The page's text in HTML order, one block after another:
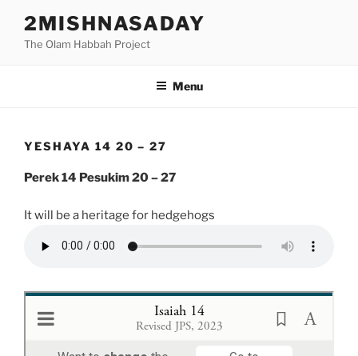
content
2MISHNASADAY
The Olam Habbah Project
Menu
YESHAYA 14 20 – 27
Perek 14 Pesukim 20 – 27
It will be a heritage for hedgehogs